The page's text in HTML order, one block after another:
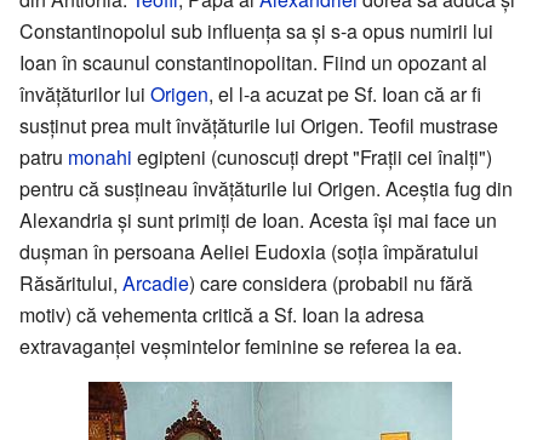
Constantinopolul sub influența sa și s-a opus numirii lui
Ioan în scaunul constantinopolitan. Fiind un opozant al
învățăturilor lui Origen, el l-a acuzat pe Sf. Ioan că ar fi
susținut prea mult învățăturile lui Origen. Teofil mustrase
patru monahi egipteni (cunoscuți drept "Frații cei înalți")
pentru că susțineau învățăturile lui Origen. Aceștia fug din
Alexandria și sunt primiți de Ioan. Acesta își mai face un
dușman în persoana Aeliei Eudoxia (soția împăratului
Răsăritului, Arcadie) care considera (probabil nu fără
motiv) că vehementa critică a Sf. Ioan la adresa
extravaganței veșmintelor feminine se referea la ea.